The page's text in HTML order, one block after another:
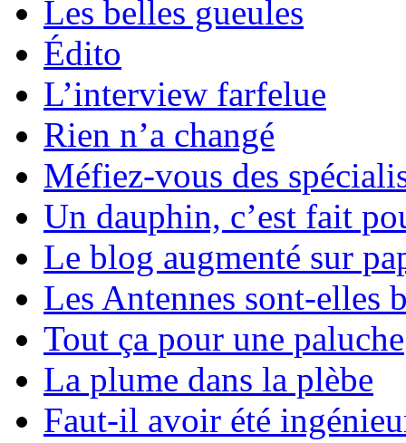
Les belles gueules
Édito
L’interview farfelue
Rien n’a changé
Méfiez-vous des
Un dauphin, c’est fait
Le blog augmenté sur
Les Antennes sont-elles
Tout ça pour une paluche
La plume dans la plèbe
Faut-il avoir été